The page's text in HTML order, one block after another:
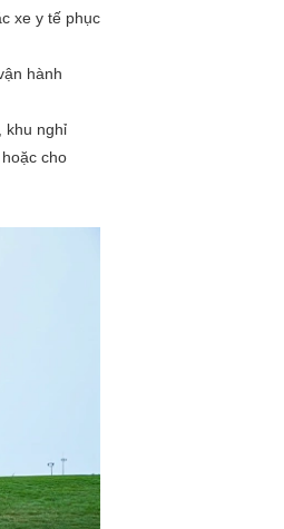
xe y tế phục
hành
khu nghỉ
cho